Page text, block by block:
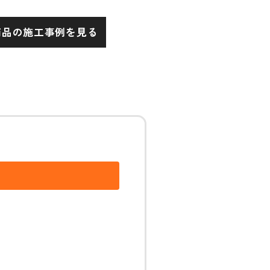
の施工事例を見る